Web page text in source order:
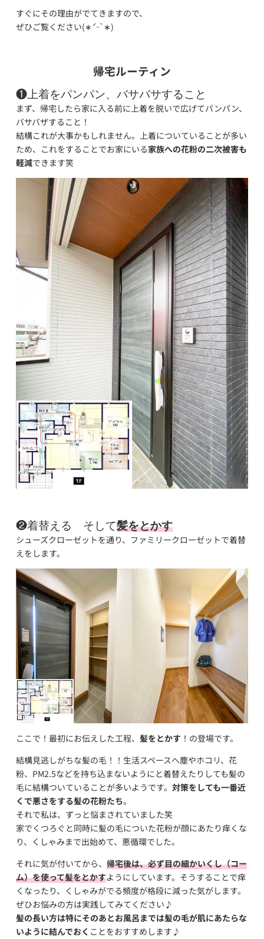
すぐにその理由がでてきますので、
ぜひご覧ください(∗ˊᵕ`∗)
帰宅ルーティン
❶上着をパンパン、バサバサすること
まず、帰宅したら家に入る前に上着を脱いで広げてパンパン、
バサバザすること！
結構これが大事かもしれません。上着についていることが多い
ため、これをすることでお家にいる家族への花粉の二次被害も
軽減できます笑
❷着替える そして髪をとかす
シューズクローゼットを通り、ファミリークローゼットで着替
えをします。
ここで！最初にお伝えした工程、 髪をとかす ！の登場です。
結構見逃しがちな髪の毛！！生活スペースへ塵やホコリ、花
粉、PM2.5などを持ち込まないようにと着替えたりしても髪の
毛に結構ついていることが多いようです。 対策をしても一番近
くで悪さをする髪の花粉たち。
それで私は、ずっと悩まされていました笑
家でくつろぐと同時に髪の毛についた花粉が顔にあたり痒くな
り、くしゃみまで出始めて、悪循環でした。
それに気が付いてから、 帰宅後は、必ず目の細かいくし（コー
ム）を使って髪をとかすようにしています。そうすることで痒
くなったり、くしゃみがでる頻度が格段に減った気がします。
ぜひお悩みの方は実践してみてください♪
髪の長い方は特にそのあとお風呂までは髪の毛が肌にあたらな
いように結んでおく ことをおすすめします♪